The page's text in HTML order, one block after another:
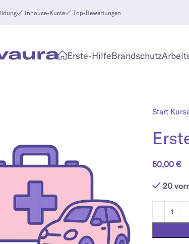
Inhouse-Kurse Top-Bewertungen
Erste-HilfeBrandschutz
Start
50,00€
20